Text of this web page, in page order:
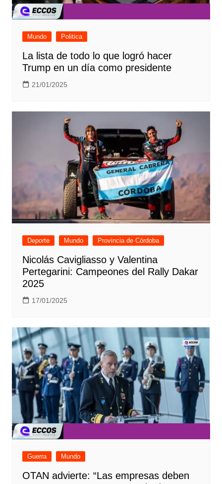
Mundo Politica
La lista de todo lo que logró hacer
Trump en un día como presidente
21/01/2025
Deporte Mundo Provincia de Córdoba
Nicolás Cavigliasso y Valentina
Pertegarini: Campeones del Rally Dakar
2025
17/01/2025
Guerra Mundo
OTAN advierte: “Las empresas deben